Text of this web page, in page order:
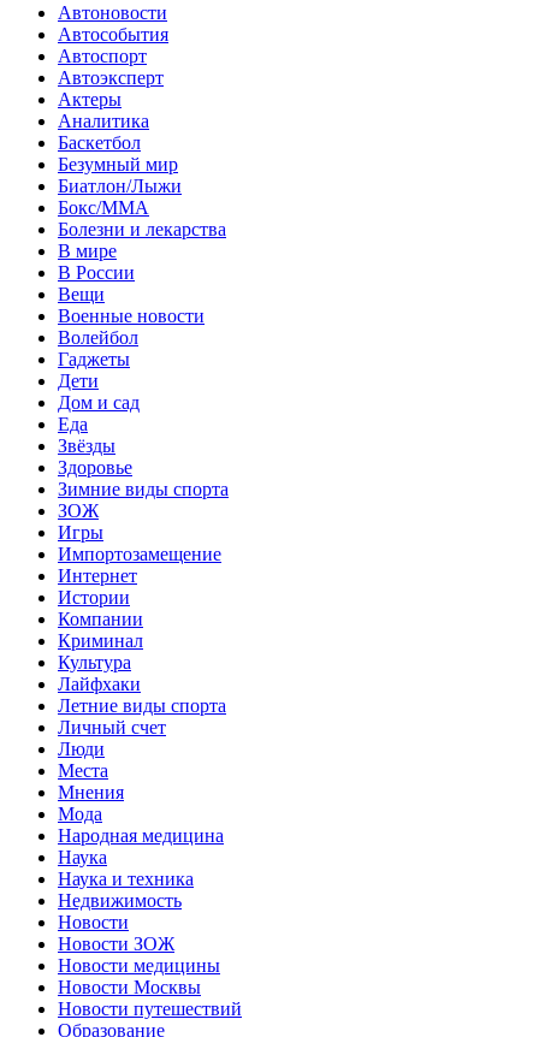
Автоновости
Автособытия
Автоспорт
Автоэксперт
Актеры
Аналитика
Баскетбол
Безумный мир
Биатлон/Лыжи
Бокс/MMA
Болезни и лекарства
В мире
В России
Вещи
Военные новости
Волейбол
Гаджеты
Дети
Дом и сад
Еда
Звёзды
Здоровье
Зимние виды спорта
ЗОЖ
Игры
Импортозамещение
Интернет
Истории
Компании
Криминал
Культура
Лайфхаки
Летние виды спорта
Личный счет
Люди
Места
Мнения
Мода
Народная медицина
Наука
Наука и техника
Недвижимость
Новости
Новости ЗОЖ
Новости медицины
Новости Москвы
Новости путешествий
Образование